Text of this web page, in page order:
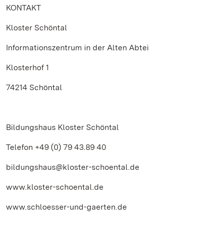
KONTAKT
Kloster Schöntal
Informationszentrum in der Alten Abtei
Klosterhof 1
74214 Schöntal
Bildungshaus Kloster Schöntal
Telefon +49 (0) 79 43.89 40
bildungshaus@kloster-schoental.de
www.kloster-schoental.de
www.schloesser-und-gaerten.de